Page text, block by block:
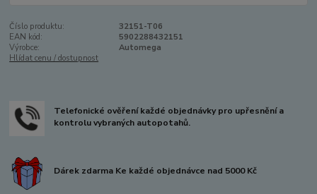
Číslo produktu:
32151-T06
EAN kód:
5902288432151
Výrobce:
Automega
Hlídat cenu / dostupnost
Telefonické ověření každé objednávky pro upřesnění a
kontrolu vybraných autopotahů.
Dárek zdarma Ke každé objednávce nad 5000 Kč